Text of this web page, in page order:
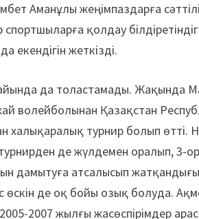
Аманұлы жеңімпаздарға
қолдау
екендігін жеткізді.
да толастамады. Жақында
волейболынан Қазақстан
халықаралық турнир болып өтті.
де жүлдемен оралып, 3-
дамытуға атсалысып
өскін де оқ бойы озық болуда.
2007 жылғы жасөспірімдер